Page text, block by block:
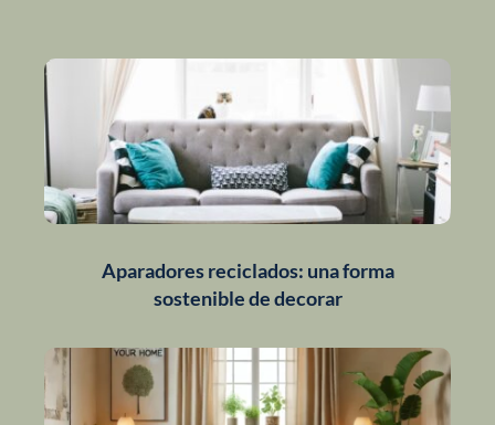
Aparadores reciclados: una forma
sostenible de decorar